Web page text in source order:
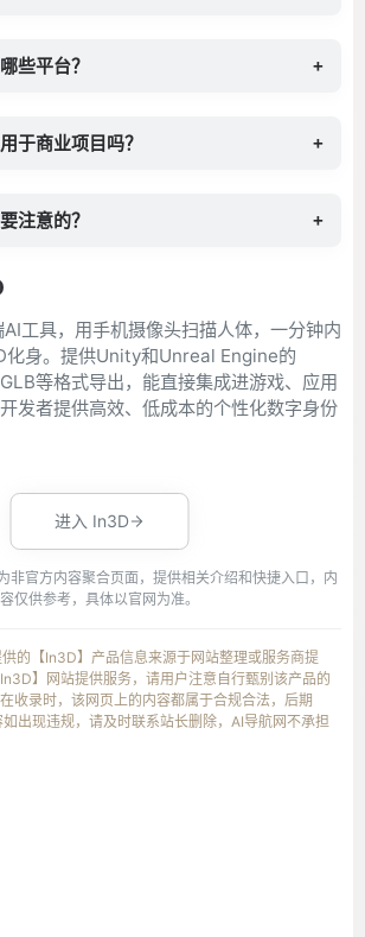
些平台？ +
于商业项目吗？ +
注意的？ +
工具，用手机摄像头扫描人体，一分钟内
化身。提供Unity和Unreal Engine的
等格式导出，能直接集成进游戏、应用
发者提供高效、低成本的个性化数字身份
进入 In3D
非官方内容聚合页面，提供相关介绍和快捷入口，内
容仅供参考，具体以官网为准。
的【In3D】产品信息来源于网站整理或服务商提
】网站提供服务，请用户注意自行甄别该产品的
收录时，该网页上的内容都属于合规合法，后期
如出现违规，请及时联系站长删除，AI导航网不承担